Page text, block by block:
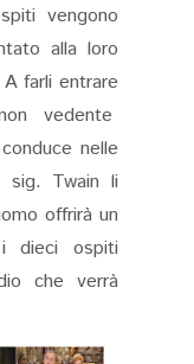
vengono
alla loro
farli entrare
vedente
nelle
sig. Twain li
offrirà un
dieci ospiti
che verrà